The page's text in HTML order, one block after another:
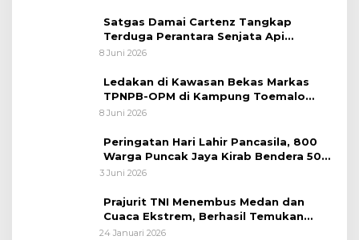
Satgas Damai Cartenz Tangkap
Terduga Perantara Senjata Api
Jaringan KKB di Sarmi
8 Juni 2026
Ledakan di Kawasan Bekas Markas
TPNPB-OPM di Kampung Toemalo
Tewaskan Satu Warga
8 Juni 2026
Peringatan Hari Lahir Pancasila, 800
Warga Puncak Jaya Kirab Bendera 50
Meter
3 Juni 2026
Prajurit TNI Menembus Medan dan
Cuaca Ekstrem, Berhasil Temukan
Seluruh Korban Pesawat ATR 42-500
24 Januari 2026